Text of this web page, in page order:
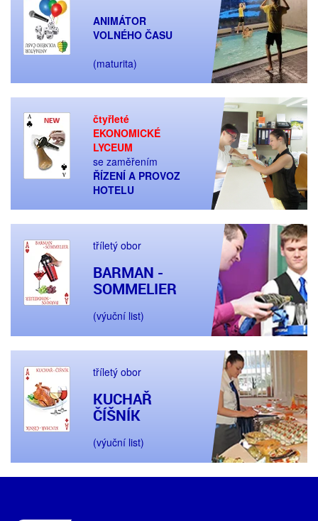
ANIMÁTOR
VOLNÉHO ČASU
(maturita)
čtyřleté
EKONOMICKÉ
LYCEUM
se zaměřením
ŘÍZENÍ A PROVOZ
HOTELU
tříletý obor
BARMAN -
SOMMELIER
(výuční list)
tříletý obor
KUCHAŘ
ČÍŠNÍK
(výuční list)